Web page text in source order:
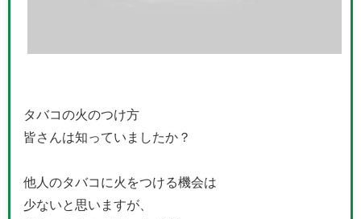
タバコの火のつけ方
皆さんは知っていましたか？
他人のタバコに火をつける機会は
少ないと思いますが、